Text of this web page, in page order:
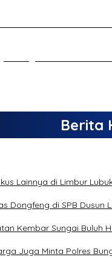
Berita
Lainnya di Limbur
Dongfeng di SPB Dusun
Kembar Sungai Buluh
Juga Minta Polres